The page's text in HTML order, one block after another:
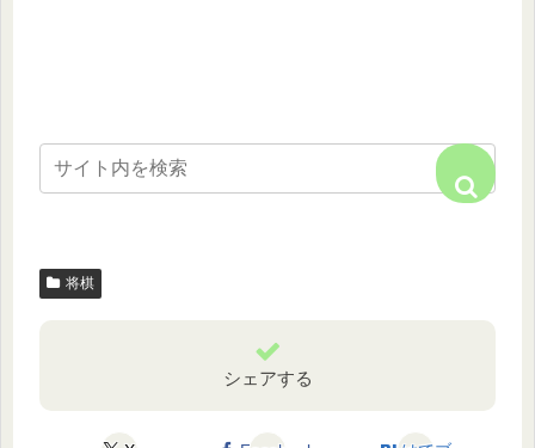
将棋
シェアする